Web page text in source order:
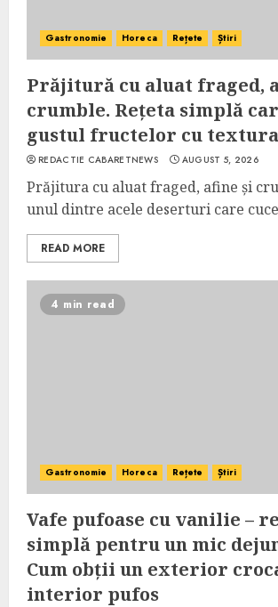
Gastronomie Horeca Rețete Știri
Prăjitură cu aluat fraged,
crumble. Rețeta simplă
gustul fructelor cu
REDACTIE CABARETNEWS AUGUST 5, 2026
Prăjitura cu aluat fraged, afine și
unul dintre acele deserturi care
READ MORE
4 min read
Gastronomie Horeca Rețete Știri
Vafe pufoase cu vanilie –
simplă pentru un mic
Cum obții un exterior
interior pufos